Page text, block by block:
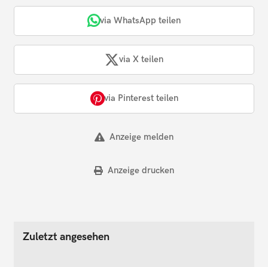
via WhatsApp teilen
via X teilen
via Pinterest teilen
Anzeige melden
Anzeige drucken
Zuletzt angesehen